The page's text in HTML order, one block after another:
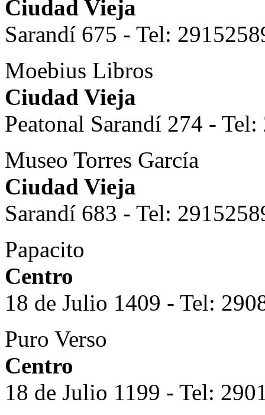
Ciudad Vieja
Sarandí 675 - Tel:
Moebius Libros
Ciudad Vieja
Peatonal Sarandí 274 -
Museo Torres García
Ciudad Vieja
Sarandí 683 - Tel:
Papacito
Centro
18 de Julio 1409 - Tel:
Puro Verso
Centro
18 de Julio 1199 - Tel: